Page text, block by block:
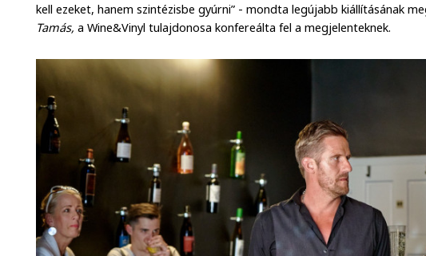
kell ezeket, hanem szintézisbe gyúrni” - mondta legújabb kiállításának
Tamás, a Wine&Vinyl tulajdonosa konfereálta fel a megjelenteknek.